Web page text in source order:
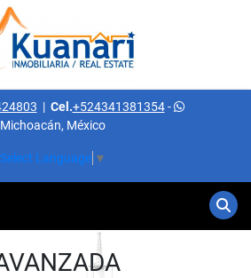
| Cel.+524341381354-
Michoacán, México
Select Language ▼